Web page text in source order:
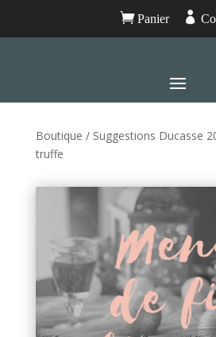
Panier 
Boutique / Suggestions Ducasse
truffe